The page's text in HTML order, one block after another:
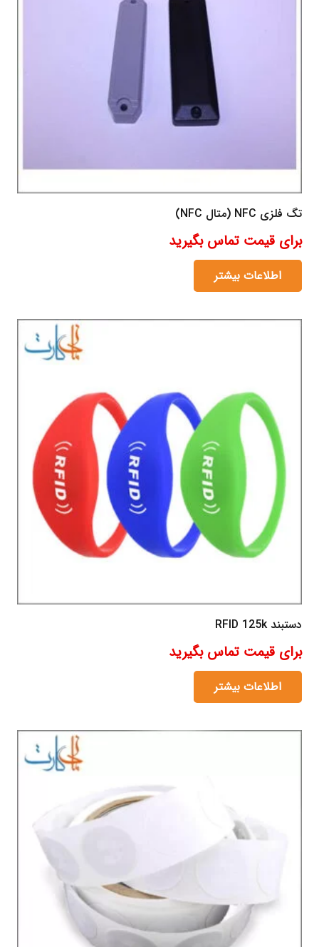
تگ فلزی NFC (متال NFC)
برای قیمت تماس بگیرید
اطلاعات بیشتر
دستبند RFID 125k
برای قیمت تماس بگیرید
اطلاعات بیشتر